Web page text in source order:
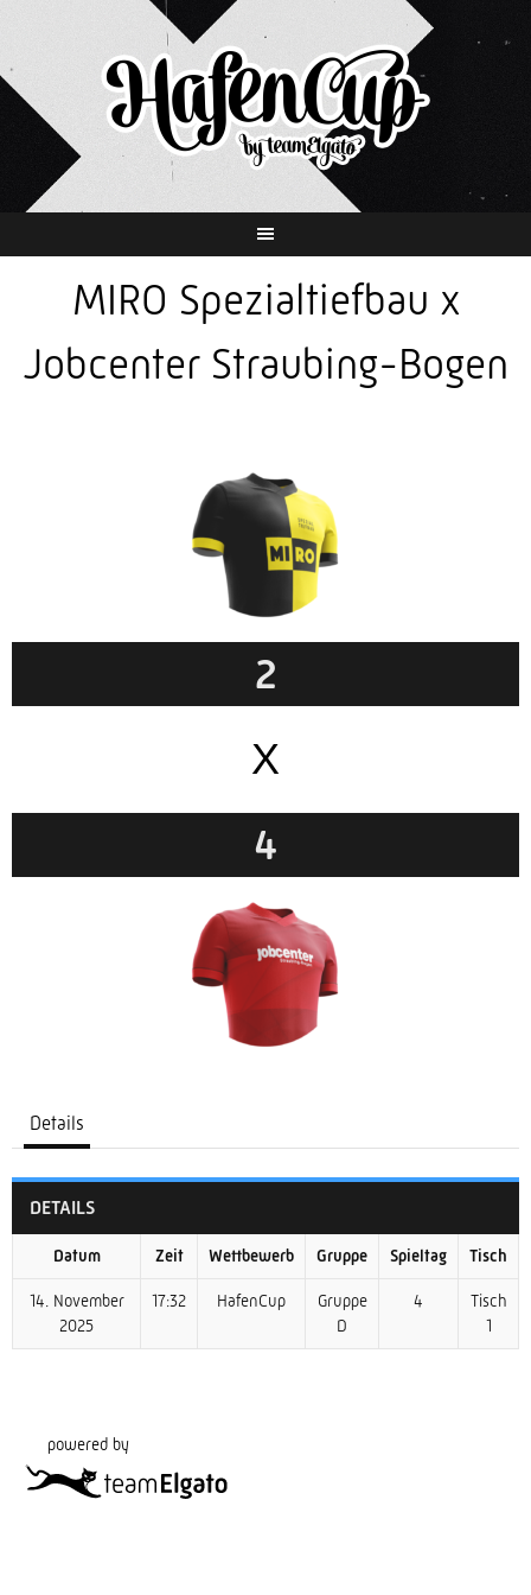
Inhalt
MIRO Spezialtiefbau x
Jobcenter Straubing-Bogen
2
X
4
Details
DETAILS
Datum Zeit Wettbewerb Gruppe Spieltag Tisch
14. November
2025
17:32 HafenCup
Gruppe
D
4
Tisch
1
powered by